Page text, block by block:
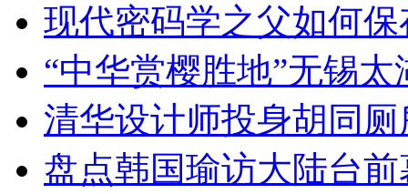
现代密码学之父如何
“中华赏樱胜地”无锡
清华设计师投身胡同
盘点韩国瑜访大陆台